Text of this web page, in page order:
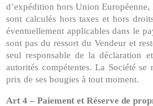
d’expédition hors Union
sont calculés hors taxes et hors
éventuellement applicables dans le
sont pas du ressort du Vendeur et
seul responsable de la déclaration
autorités compétentes. La Société
prix de ses bougies à tout moment.
Art 4 – Paiement et Réserve de